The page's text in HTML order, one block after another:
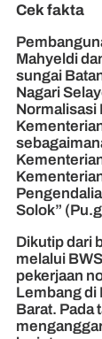
Cek fakta
Mahyeldi
sungai
Nagari
Normalisasi
Solok”
Dikutip dari
melalui
pekerjaan
Lembang di
Barat. Pada